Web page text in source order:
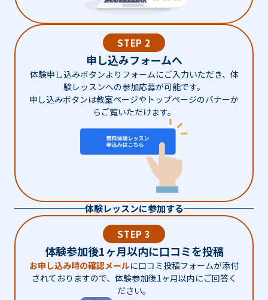
STEP 2
申し込みフォームへ
体験申し込みボタンよりフォームにご入力いただき、体
験レッスンへの参加応募が可能です。
申し込みボタンは教室ページやトップページのバナーか
らご覧いただけます。
体験レッスンに参加する
STEP 3
体験参加後1ヶ月以内に口コミを投稿
お申し込み時の確認メールに口コミ投稿フォームが添付
されておりますので、体験参加後1ヶ月以内にご回答く
ださい。